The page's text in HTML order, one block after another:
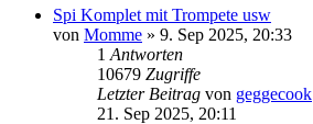
Spi Komplet mit Trompete usw
von Momme » 9. Sep 2025, 20:33
1 Antworten
10679 Zugriffe
Letzter Beitrag von geggecook
21. Sep 2025, 20:11